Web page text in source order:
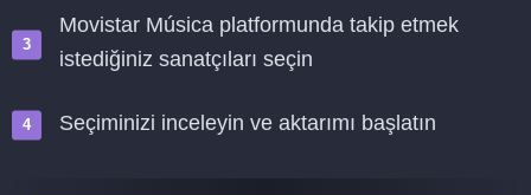
Movistar Música platformunda takip etmek
istediğiniz sanatçıları seçin
Seçiminizi inceleyin ve aktarımı başlatın